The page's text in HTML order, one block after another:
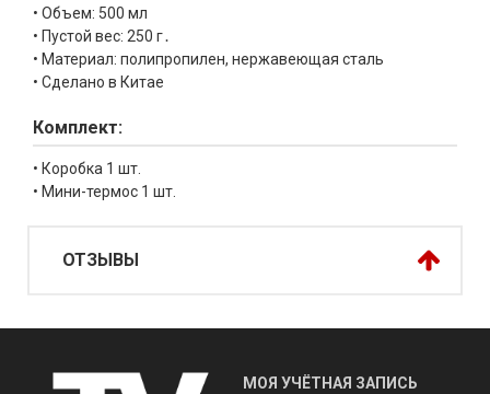
• Объем: 500 мл
• Пустой вес: 250 г․
• Материал: полипропилен, нержавеющая сталь
• Сделано в Китае
Комплект:
• Коробка 1 шт.
• Мини-термос 1 шт.
ОТЗЫВЫ
МОЯ УЧЁТНАЯ ЗАПИСЬ